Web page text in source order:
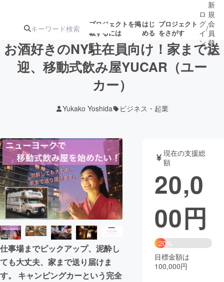
プロジェクトを掲
載するには
はじ
める
プロジェクト
をさがす
注目の新着プロ 募集終了が近いプ
ロジェクト
テクノロジー・ガジェット
映像・映画 書籍・雑誌
ビジネス・起業 チャレンジ
まちづくり・地域活性化
CAMPFIRE for Social Good CAMPFIRE Creation
ロ
グ
イ
ン
/
新
規
会
員
登
録
お酒好きのNY駐在員向け！家まで送
迎、移動式飲み屋YUCAR（ユー
カー）
Yukako Yoshida ビジネス・起業
仕事場までピックアップ、泥酔し
ても大丈夫、家まで送り届けま
す。 キャンピングカーという完全
現在の支援総
額
20,0
00円
20%
目標金額は
100,000円